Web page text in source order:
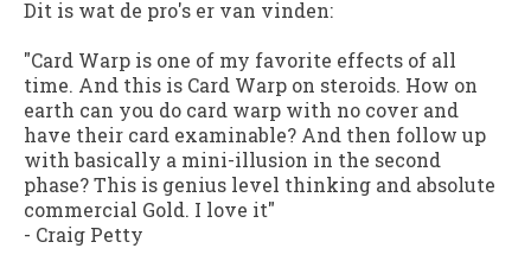
Dit is wat de pro's er van vinden:
"Card Warp is one of my favorite effects of all
time. And this is Card Warp on steroids. How on
earth can you do card warp with no cover and
have their card examinable? And then follow up
with basically a mini-illusion in the second
phase? This is genius level thinking and absolute
commercial Gold. I love it"
- Craig Petty